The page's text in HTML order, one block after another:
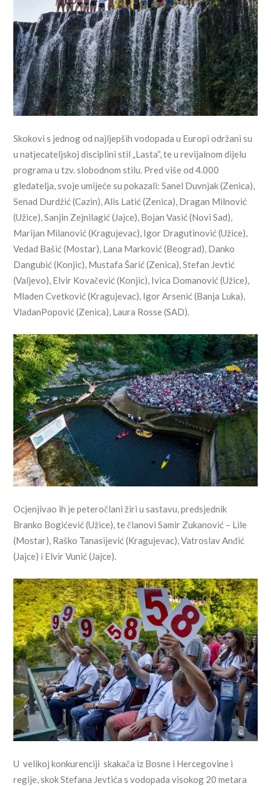
Skokovi s jednog od najljepših vodopada u Europi održani su
u natjecateljskoj disciplini stil „Lasta“, te u revijalnom dijelu
programa u tzv. slobodnom stilu. Pred više od 4.000
gledatelja, svoje umijeće su pokazali: Sanel Duvnjak (Zenica),
Senad Durdžić (Cazin), Alis Latić (Zenica), Dragan Milnović
(Užice), Sanjin Zejnilagić (Jajce), Bojan Vasić (Novi Sad),
Marijan Milanović (Kragujevac), Igor Dragutinović (Užice),
Vedad Bašić (Mostar), Lana Marković (Beograd), Danko
Dangubić (Konjic), Mustafa Šarić (Zenica), Stefan Jevtić
(Valjevo), Elvir Kovačević (Konjic), Ivica Domanović (Užice),
Mladen Cvetković (Kragujevac), Igor Arsenić (Banja Luka),
VladanPopović (Zenica), Laura Rosse (SAD).
Ocjenjivao ih je peteročlani žiri u sastavu, predsjednik
Branko Bogićević (Užice), te članovi Samir Zukanović – Lile
(Mostar), Raško Tanasijević (Kragujevac), Vatroslav Anđić
(Jajce) i Elvir Vunić (Jajce).
U velikoj konkurenciji skakača iz Bosne i Hercegovine i
regije, skok Stefana Jevtića s vodopada visokog 20 metara